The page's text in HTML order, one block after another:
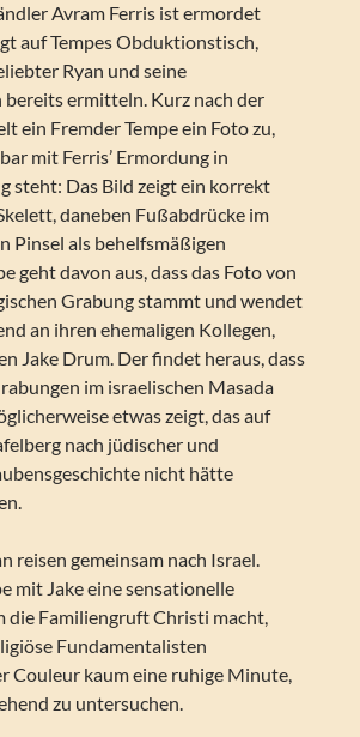
Avram Ferris ist ermordet
auf Tempes Obduktionstisch,
Ryan und seine
bereits ermitteln. Kurz nach der
ein Fremder Tempe ein Foto zu,
mit Ferris’ Ermordung in
steht: Das Bild zeigt ein korrekt
daneben Fußabdrücke im
Pinsel als behelfsmäßigen
geht davon aus, dass das Foto von
Grabung stammt und wendet
an ihren ehemaligen Kollegen,
Jake Drum. Der findet heraus, dass
im israelischen Masada
etwas zeigt, das auf
nach jüdischer und
nicht hätte
reisen gemeinsam nach Israel.
mit Jake eine sensationelle
die Familiengruft Christi macht,
Fundamentalisten
Couleur kaum eine ruhige Minute,
zu untersuchen.